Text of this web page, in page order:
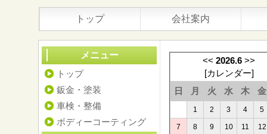
トップ 会社案内
<< 2026.6 >>
[カレンダー]
日
月 火 水 木 金
1 2 3 4 5
7 8 9 10 11 12
メニュー
トップ
鈑金・塗装
車検・整備
ボディーコーティング